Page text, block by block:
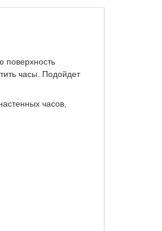
поверхность
часы. Подойдет
часов,